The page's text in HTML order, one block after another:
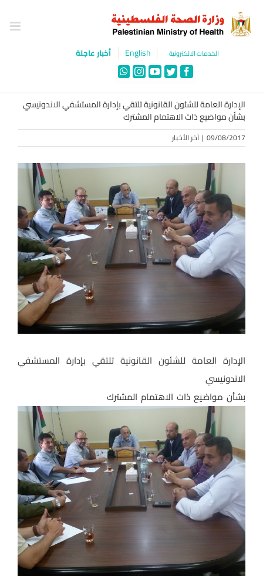
content
الخدمات الالكترونية English أخبار عاجلة
Facebook
Twitter
YouTube
Instagram
WhatsApp
الإدارة العامة للشئون القانونية تلتقي بإدارة المستشفي الاندونيسي
بشأن مواضيع ذات الاهتمام المشترك
09/08/2017
| آخر الأخبار
الإدارة العامة للشئون القانونية تلتقي بإدارة المستشفي
الاندونيسي
بشأن مواضيع ذات الاهتمام المشترك